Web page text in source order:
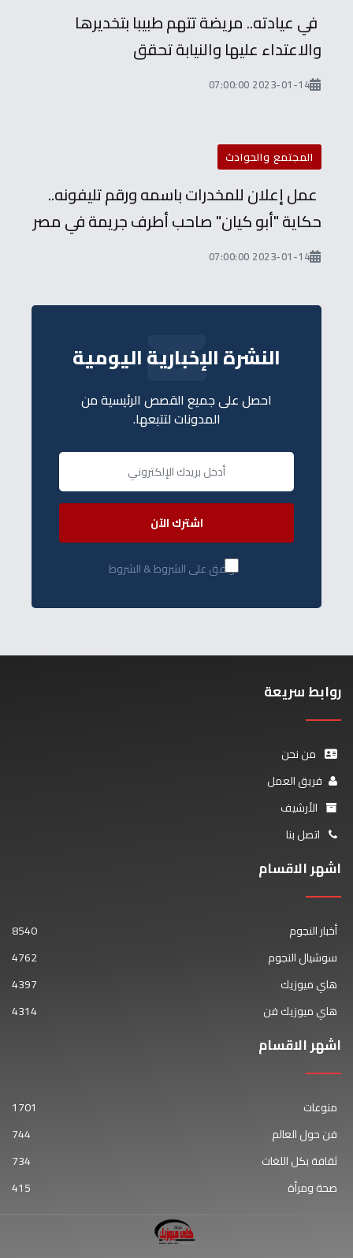
في عيادته.. مريضة تتهم طبيبا بتخديرها
والاعتداء عليها والنيابة تحقق
2023-01-14 07:00:00
المجتمع والحوادث
عمل إعلان للمخدرات باسمه ورقم تليفونه..
حكاية "أبو كيان" صاحب أطرف جريمة في مصر
2023-01-14 07:00:00
النشرة الإخبارية اليومية
احصل على جميع القصص الرئيسية من
المدونات لتتبعها.
اشترك الآن
أوافق على الشروط & الشروط
روابط سريعة
من نحن
فريق العمل
الأرشيف
اتصل بنا
اشهر الاقسام
أخبار النجوم
8540
سوشيال النجوم
4762
هاي ميوزيك
4397
هاي ميوزيك فن
4314
اشهر الاقسام
منوعات
1701
فن حول العالم
744
ثقافة بكل اللغات
734
صحة ومرأة
415